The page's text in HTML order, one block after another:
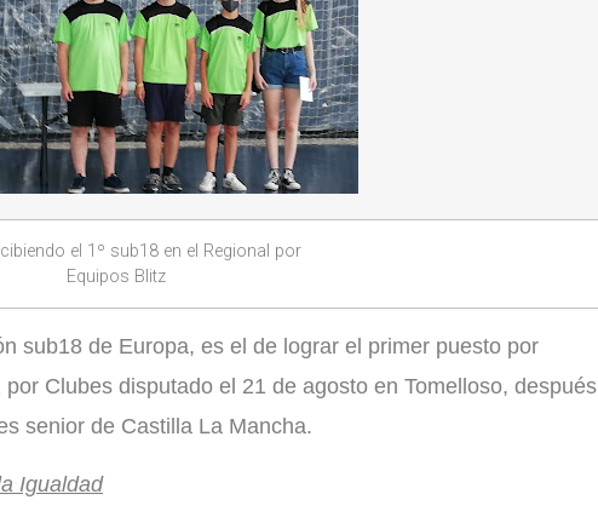
el 1º sub18 en el Regional por
Equipos Blitz
sub18 de Europa, es el de lograr el primer puesto por
Clubes disputado el 21 de agosto en Tomelloso, después
senior de Castilla La Mancha.
Igualdad